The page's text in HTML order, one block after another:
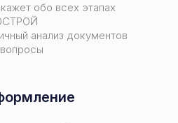
обо всех этапах
анализ документов